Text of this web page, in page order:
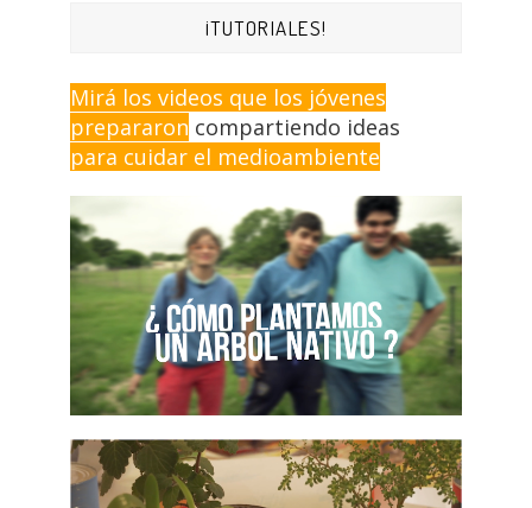
¡TUTORIALES!
Mirá los videos que los jóvenes
prepararon compartiendo ideas
para cuidar el medioambiente